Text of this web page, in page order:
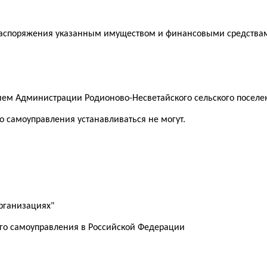
указанным имуществом и финансовыми
Администрации Родионово-Несветайского сельского
устанавливаться не могут.
самоуправления в Российской Федерации